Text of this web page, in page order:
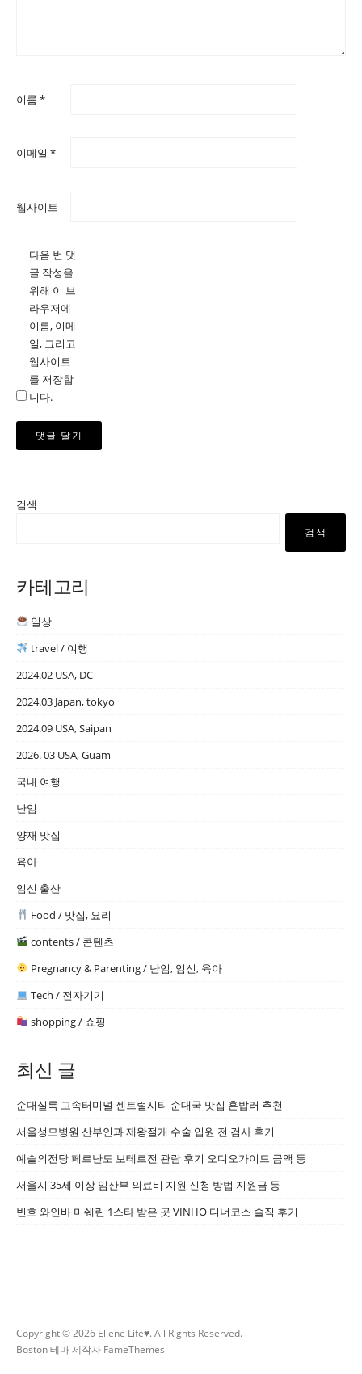
이름 *
이메일 *
웹사이트
다음 번 댓
글 작성을
위해 이 브
라우저에
이름, 이메
일, 그리고
웹사이트
를 저장합
니다.
검색
검색
카테고리
일상
travel / 여행
2024.02 USA, DC
2024.03 Japan, tokyo
2024.09 USA, Saipan
2026. 03 USA, Guam
국내 여행
난임
양재 맛집
육아
임신 출산
Food / 맛집, 요리
contents / 콘텐츠
Pregnancy & Parenting / 난임, 임신, 육아
Tech / 전자기기
shopping / 쇼핑
최신 글
순대실록 고속터미널 센트럴시티 순대국 맛집 혼밥러 추천
서울성모병원 산부인과 제왕절개 수술 입원 전 검사 후기
예술의전당 페르난도 보테르전 관람 후기 오디오가이드 금액 등
서울시 35세 이상 임산부 의료비 지원 신청 방법 지원금 등
빈호 와인바 미쉐린 1스타 받은 곳 VINHO 디너코스 솔직 후기
Copyright © 2026 Ellene Life♥. All Rights Reserved.
Boston 테마 제작자 FameThemes